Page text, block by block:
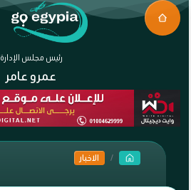
رئيس مجلس الإدارة
عمرو عامر
الاخبار